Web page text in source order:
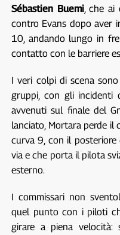
Sébastien Buemi, che ai
contro Evans dopo aver
10, andando lungo in
contatto con le barriere
I veri colpi di scena
gruppi, con gli incidenti
avvenuti sul finale del
lanciato, Mortara perde il
curva 9, con il
via e che porta il pilota
esterno.
I commissari non
quel punto con i piloti
girare a piena velocità: